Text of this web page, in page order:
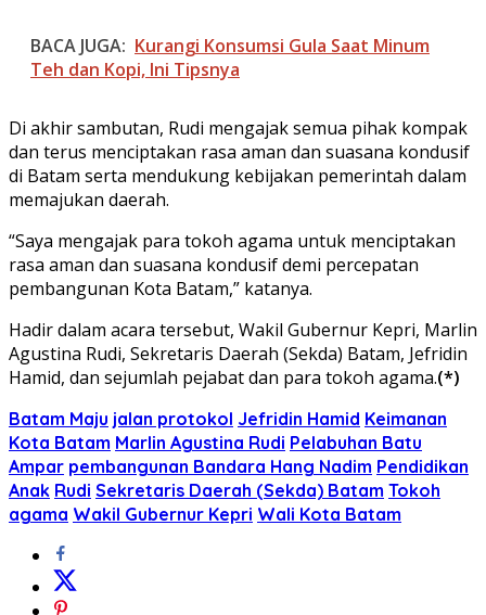
BACA JUGA: Kurangi Konsumsi Gula Saat Minum
Teh dan Kopi, Ini Tipsnya
Di akhir sambutan, Rudi mengajak semua pihak kompak
dan terus menciptakan rasa aman dan suasana kondusif
di Batam serta mendukung kebijakan pemerintah dalam
memajukan daerah.
“Saya mengajak para tokoh agama untuk menciptakan
rasa aman dan suasana kondusif demi percepatan
pembangunan Kota Batam,” katanya.
Hadir dalam acara tersebut, Wakil Gubernur Kepri, Marlin
Agustina Rudi, Sekretaris Daerah (Sekda) Batam, Jefridin
Hamid, dan sejumlah pejabat dan para tokoh agama.(*)
Batam Maju jalan protokol Jefridin Hamid Keimanan
Kota Batam Marlin Agustina Rudi Pelabuhan Batu
Ampar pembangunan Bandara Hang Nadim Pendidikan
Anak Rudi Sekretaris Daerah (Sekda) Batam Tokoh
agama Wakil Gubernur Kepri Wali Kota Batam